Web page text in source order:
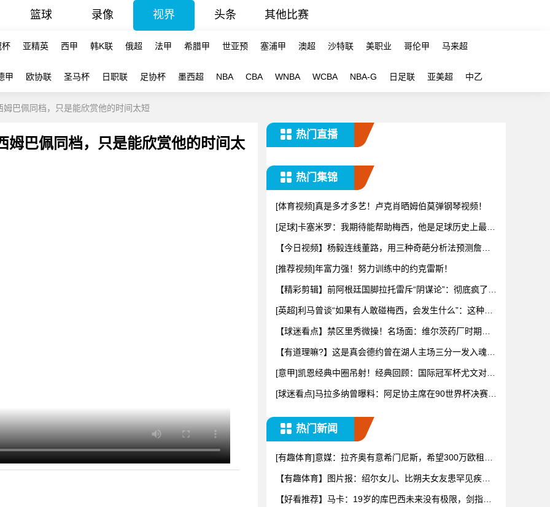
篮球 录像 视界 头条 其他比赛
杯 亚精英 西甲 韩K联 俄超 法甲 希腊甲 世亚预 塞浦甲 澳超 沙特联 美职业 哥伦甲 马来超
甲 欧协联 圣马杯 日职联 足协杯 墨西超 NBA CBA WNBA WCBA NBA-G 日足联 亚美超 中乙
巴佩同档，只是能欣赏他的时间太短
巴佩同档，只是能欣赏他的时间太
热门直播
热门集锦
[体育视频]真是多才多艺！卢克肖晒姆伯莫弹钢琴视频！
[足球]卡塞米罗：我期待能帮助梅西，他是足球历史上最伟
【今日视频】杨毅连线董路，用三种奇葩分析法预测詹姆
[推荐视频]年富力强！努力训练中的约克雷斯！
【精彩剪辑】前阿根廷国脚拉托雷斥“阴谋论”：彻底疯了，
[英超]利马曾谈“如果有人敢碰梅西，会发生什么”：这种凝
【球迷看点】禁区里秀微操！名场面：维尔茨药厂时期的
【有道理嘛?】这是真会德约曾在湖人主场三分一发入魂！
[意甲]凯恩经典中圈吊射！经典回顾：国际冠军杯尤文对阵
[球迷看点]马拉多纳曾曝料：阿足协主席在90世界杯决赛前
热门新闻
[有趣体育]意媒：拉齐奥有意希门尼斯，希望300万欧租借
【有趣体育】图片报：绍尔女儿、比朔夫女友患罕见疾
【好看推荐】马卡：19岁的库巴西未来没有极限，剑指金